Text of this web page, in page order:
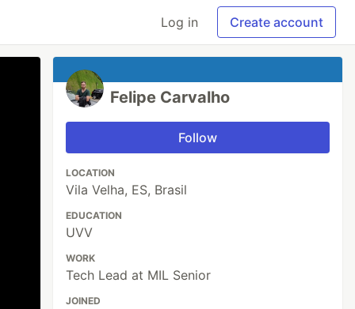
Log in Create account
Felipe Carvalho
Follow
LOCATION
Vila Velha, ES, Brasil
EDUCATION
UVV
WORK
Tech Lead at MIL Senior
JOINED